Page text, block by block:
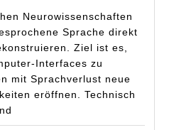
KI-
LibriBrain
für
Sprach-
Neurowissenschaften
Sprache direkt
Ziel ist es,
Interfaces zu
mit Sprachverlust neue
eröffnen. Technisch